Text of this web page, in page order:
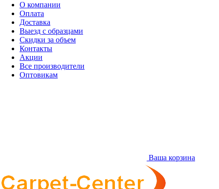
О компании
Оплата
Доставка
Выезд с образцами
Скидки за объем
Контакты
Акции
Все производители
Оптовикам
Ваша корзина